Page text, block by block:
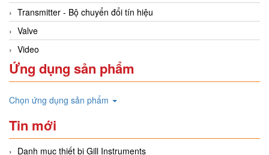
Transmitter - Bộ chuyển đổi tín hiệu
Valve
Video
Ứng dụng sản phẩm
Chọn ứng dụng sản phẩm
Tin mới
Danh mục thiết bị Gill Instruments